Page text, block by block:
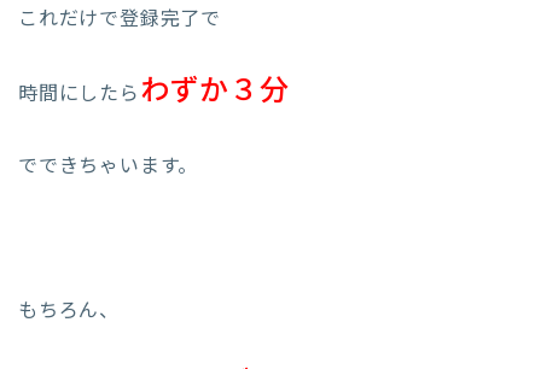
これだけで登録完了で
時間にしたらわずか３分
でできちゃいます。
もちろん、